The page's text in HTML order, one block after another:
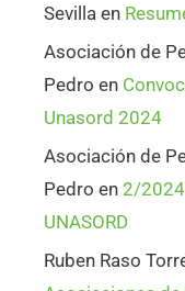
Sevilla en
Asociación de
Pedro en
Unasord 2024
Asociación de
Pedro en 2/
UNASORD
Ruben Raso